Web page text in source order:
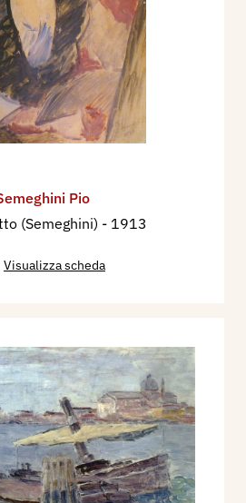
Pio
(Semeghini) - 1913
Visualizza scheda